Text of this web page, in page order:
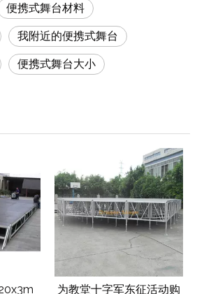
便携式舞台材料
我附近的便携式舞台
便携式舞台大小
动购
事件铝制移动模块化阶段